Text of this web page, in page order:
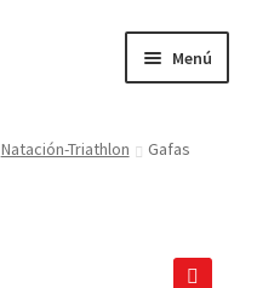
Menú
Natación-Triathlon
Gafas